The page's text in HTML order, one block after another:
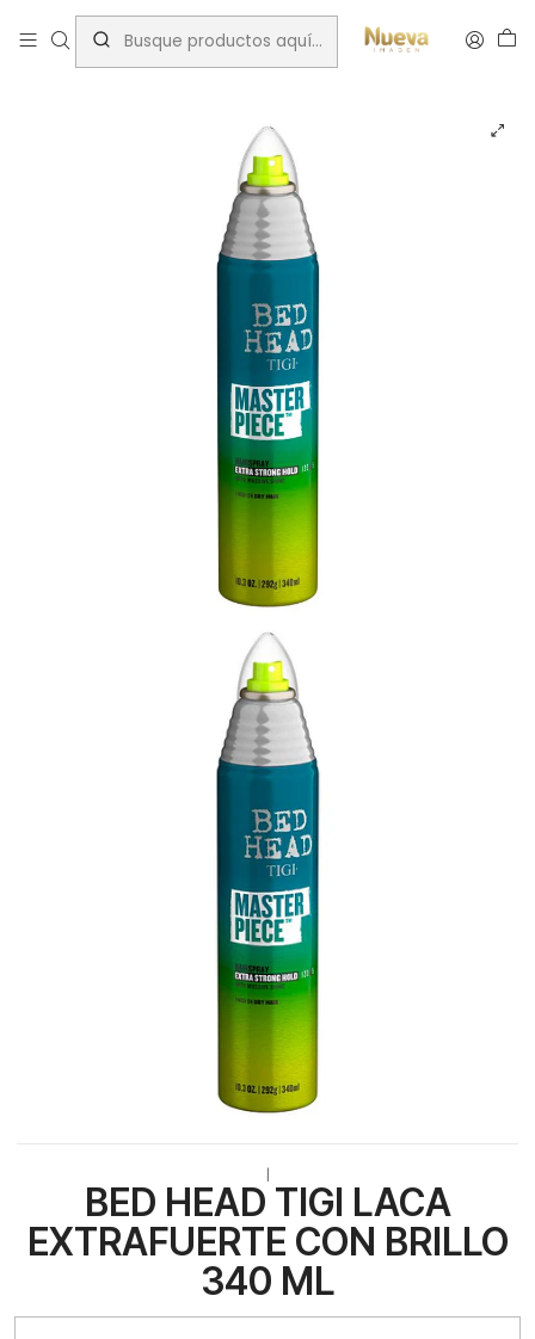
Inicio Tratamientos capilares Marcas TIGI/BED HEAD
BED HEAD TIGI LACA EXTRAFUERTE CON BRILLO 340 ML
BED HEAD TIGI LACA
EXTRAFUERTE CON BRILLO
340 ML